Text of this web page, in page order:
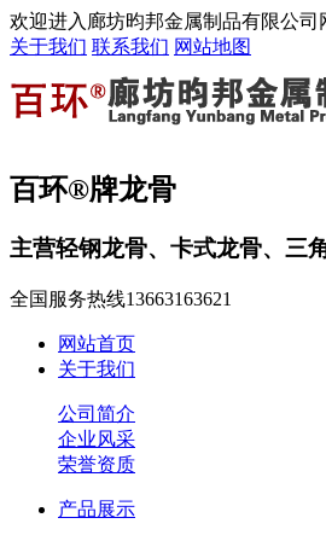
欢迎进入廊坊昀邦金属制品有限公
关于我们 联系我们 网站地图
百环®牌龙骨
主营轻钢龙骨、卡式龙骨、三
全国服务热线13663163621
网站首页
关于我们
公司简介
企业风采
荣誉资质
产品展示